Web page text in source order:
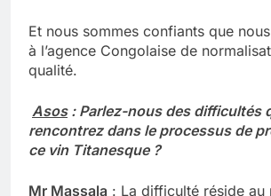
Et nous sommes confiants que
à l’agence Congolaise de
qualité.
Asos: Parlez-nous des difficultés
rencontrez dans le processus de
ce vin Titanesque ?
Mr Massala : La difficulté réside au